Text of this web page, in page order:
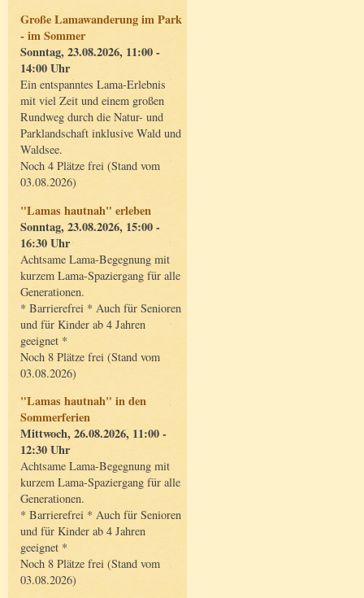
Große Lamawanderung im Park
- im Sommer
Sonntag, 23.08.2026, 11:00 -
14:00 Uhr
Ein entspanntes Lama-Erlebnis
mit viel Zeit und einem großen
Rundweg durch die Natur- und
Parklandschaft inklusive Wald und
Waldsee.
Noch 4 Plätze frei (Stand vom
03.08.2026)
"Lamas hautnah" erleben
Sonntag, 23.08.2026, 15:00 -
16:30 Uhr
Achtsame Lama-Begegnung mit
kurzem Lama-Spaziergang für alle
Generationen.
* Barrierefrei * Auch für Senioren
und für Kinder ab 4 Jahren
geeignet *
Noch 8 Plätze frei (Stand vom
03.08.2026)
"Lamas hautnah" in den
Sommerferien
Mittwoch, 26.08.2026, 11:00 -
12:30 Uhr
Achtsame Lama-Begegnung mit
kurzem Lama-Spaziergang für alle
Generationen.
* Barrierefrei * Auch für Senioren
und für Kinder ab 4 Jahren
geeignet *
Noch 8 Plätze frei (Stand vom
03.08.2026)